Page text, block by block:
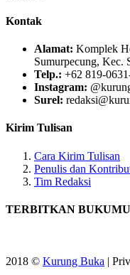
Kontak
Alamat: Komplek
Sumurpecung, Kec.
Telp.: +62 819-
Instagram:
Surel:
Kirim Tulisan
Cara Kirim Tulisan
Penulis dan
Tim Redaksi
TERBITKAN
2018 © Kurung Buka |